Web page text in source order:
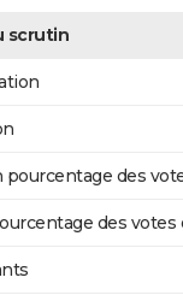
scrutin
pourcentage des
des votes